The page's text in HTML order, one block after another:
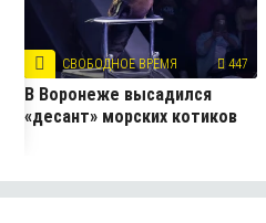
СВОБОДНОЕ ВРЕМЯ 447
В Воронеже высадился
«десант» морских котиков